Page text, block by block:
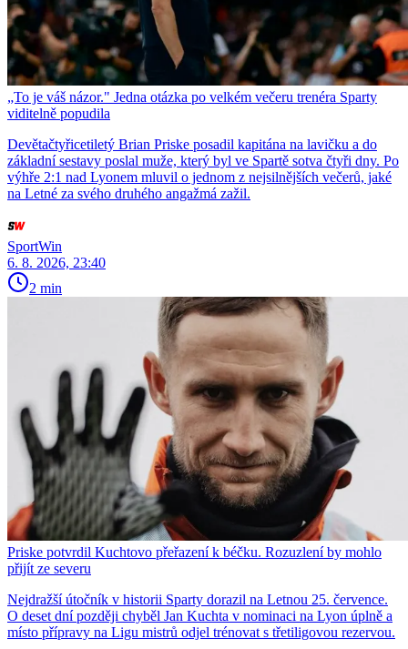
„To je váš názor." Jedna otázka po velkém večeru trenéra Sparty
viditelně popudila
Devětačtyřicetiletý Brian Priske posadil kapitána na lavičku a do
základní sestavy poslal muže, který byl ve Spartě sotva čtyři dny. Po
výhře 2:1 nad Lyonem mluvil o jednom z nejsilnějších večerů, jaké
na Letné za svého druhého angažmá zažil.
SportWin
6. 8. 2026, 23:40
2 min
Priske potvrdil Kuchtovo přeřazení k béčku. Rozuzlení by mohlo
přijít ze severu
Nejdražší útočník v historii Sparty dorazil na Letnou 25. července.
O deset dní později chyběl Jan Kuchta v nominaci na Lyon úplně a
místo přípravy na Ligu mistrů odjel trénovat s třetiligovou rezervou.